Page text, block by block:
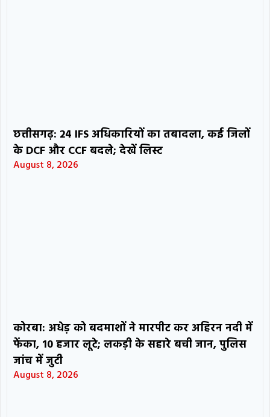
छत्तीसगढ़: 24 IFS अधिकारियों का तबादला, कई जिलों
के DCF और CCF बदले; देखें लिस्ट
August 8, 2026
कोरबा: अधेड़ को बदमाशों ने मारपीट कर अहिरन नदी में
फेंका, 10 हजार लूटे; लकड़ी के सहारे बची जान, पुलिस
जांच में जुटी
August 8, 2026